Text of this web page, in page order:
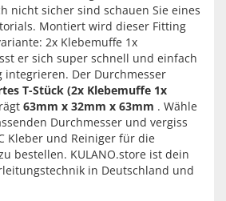
nicht sicher sind schauen Sie eines
Montiert wird dieser Fitting
2x Klebemuffe 1x
er sich super schnell und einfach
integrieren. Der Durchmesser
T-Stück (2x Klebemuffe 1x
63mm x 32mm x 63mm . Wähle
Durchmesser und vergiss
Kleber und Reiniger für die
bestellen. KULANO.store ist dein
in Deutschland und